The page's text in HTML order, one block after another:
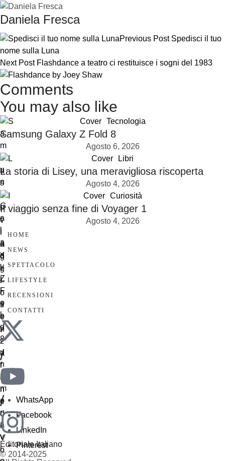
Daniela Fresca
Previous Post Spedisci il tuo
nome sulla Luna
Next Post Flashdance a teatro ci restituisce i sogni del 1983
Comments
You may also like
Cover Tecnologia
Samsung Galaxy Z Fold 8
Agosto 6, 2026
Cover
Libri
La storia di Lisey, una meravigliosa riscoperta
Agosto 4, 2026
Cover
Curiosità
Il viaggio senza fine di Voyager 1
Agosto 4, 2026
HOME
NEWS
SPETTACOLO
LIFESTYLE
RECENSIONI
CONTATTI
/
/
Editoriale Italiano
© 2014-2025
WhatsApp
Facebook
LinkedIn
Pinterest